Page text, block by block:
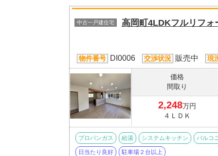
中古一戸建住宅 高岡町4LDKフルリフォ
物件番号 DI0006 交渉状況 販売中 現
価格
間取り
2,248万円
４ＬＤＫ
プロパンガス 給湯 システムキッチン バルコ
日当たり良好 駐車場２台以上